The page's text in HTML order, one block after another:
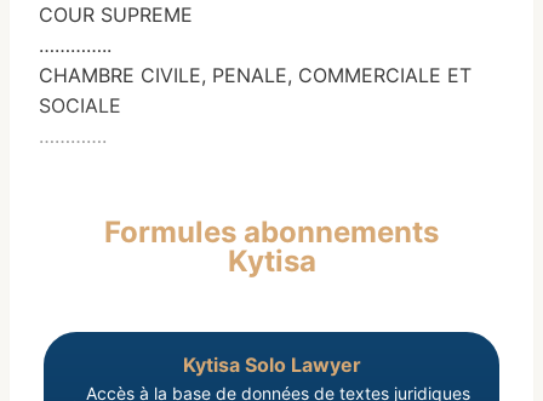
COUR SUPREME
…………..
CHAMBRE CIVILE, PENALE, COMMERCIALE ET
SOCIALE
………….
Formules abonnements
Kytisa
Kytisa Solo Lawyer
Accès à la base de données de textes juridiques